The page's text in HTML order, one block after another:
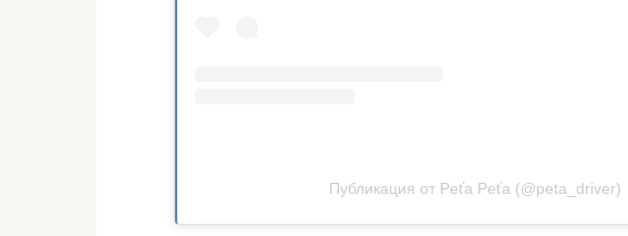
Публикация от Peťa Peťa (@peta_driver)